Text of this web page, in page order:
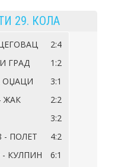
29. КОЛА
2:4
ГРАД
1:2
ОЏАЦИ
3:1
ЖАК
2:2
3:2
- ПОЛЕТ
4:2
- КУЛПИН
6:1